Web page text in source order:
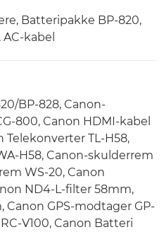
Batteripakke BP-820,
kabel
BP-828, Canon-
800, Canon HDMI-kabel
Telekonverter TL-H58,
H58, Canon-skulderrem
WS-20, Canon
ND4-L-filter 58mm,
GPS-modtager GP-
V100, Canon Batteri